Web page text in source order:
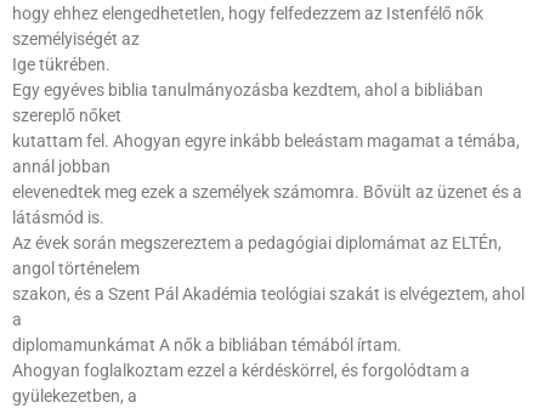
hogy ehhez elengedhetetlen, hogy felfedezzem az Istenfélő nők
személyiségét az
Ige tükrében.
Egy egyéves biblia tanulmányozásba kezdtem, ahol a bibliában
szereplő nőket
kutattam fel. Ahogyan egyre inkább beleástam magamat a témába,
annál jobban
elevenedtek meg ezek a személyek számomra. Bővült az üzenet és a
látásmód is.
Az évek során megszereztem a pedagógiai diplomámat az ELTÉn,
angol történelem
szakon, és a Szent Pál Akadémia teológiai szakát is elvégeztem, ahol
a
diplomamunkámat A nők a bibliában témából írtam.
Ahogyan foglalkoztam ezzel a kérdéskörrel, és forgolódtam a
gyülekezetben, a